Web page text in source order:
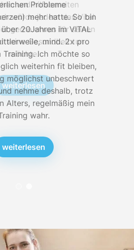
Probleme
mehr hatte. So bin
20Jahren im VITAL
mind. 2x pro
Training. Ich möchte so
weiterhin fit bleiben,
möglichst unbeschwert
nehme deshalb, trotz
Alters, regelmäßig mein
wahr.
weiterlesen
und hilfsbereiten
würde jedem das Vital
gerne etwas für seinen
seine Gesundheit tun
möchte.
weiterlesen